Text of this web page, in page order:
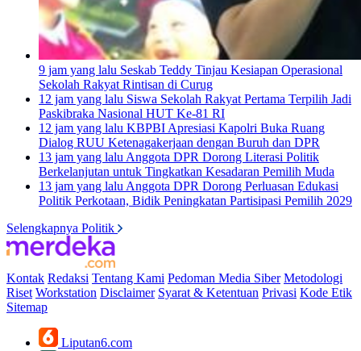
9 jam yang lalu Seskab Teddy Tinjau Kesiapan Operasional
Sekolah Rakyat Rintisan di Curug
12 jam yang lalu Siswa Sekolah Rakyat Pertama Terpilih Jadi
Paskibraka Nasional HUT Ke-81 RI
12 jam yang lalu KBPBI Apresiasi Kapolri Buka Ruang
Dialog RUU Ketenagakerjaan dengan Buruh dan DPR
13 jam yang laluAnggota DPR Dorong Literasi Politik
Berkelanjutan untuk Tingkatkan Kesadaran Pemilih Muda
13 jam yang laluAnggota DPR Dorong Perluasan Edukasi
Politik Perkotaan, Bidik Peningkatan Partisipasi Pemilih 2029
Selengkapnya Politik
Kontak Redaksi Tentang Kami Pedoman Media Siber Metodologi
Riset Workstation Disclaimer Syarat & Ketentuan Privasi Kode Etik
Sitemap
Liputan6.com